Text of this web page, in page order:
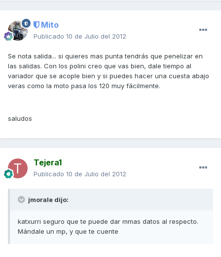
Mito
Publicado 10 de Julio del 2012
Se nota salida... si quieres mas punta tendrás que penelizar en
las salidas. Con los polini creo que vas bien, dale tiempo al
variador que se acople bien y si puedes hacer una cuesta abajo
veras como la moto pasa los 120 muy fácilmente.
saludos
Tejera1
Publicado 10 de Julio del 2012
jmorale dijo:
katxurri seguro que te puede dar mmas datos al respecto.
Mándale un mp, y que te cuente